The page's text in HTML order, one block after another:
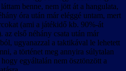
benne, nem jött át a hangulata,
óra után már eléggé untam, mert
(ami a játékidő kb. 90%-át
az első néhány csata után már
ugyanazzal a taktikával le lehetett
a történet meg annyira súlytalan
egyáltalán nem ösztönzött a